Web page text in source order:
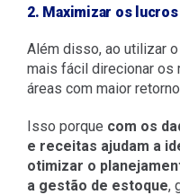
2. Maximizar os
Além disso, ao utilizar
mais fácil direcionar os
áreas com maior
Isso porque com os
e receitas ajudam a
otimizar o
a gestão de estoque,